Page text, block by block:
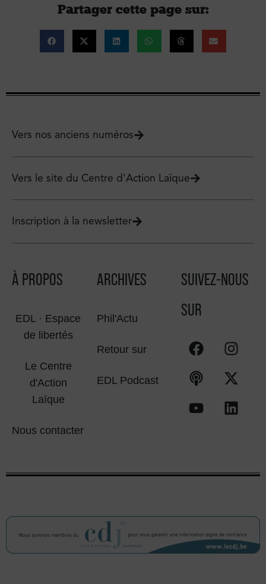
Partager cette page sur :
Vers nos anciens numéros
Vers le site du Centre d'Action Laïque
Inscription à la newsletter
À PROPOS
EDL · Espace
de libertés
Le Centre
d'Action
Laïque
Nous contacter
ARCHIVES
Phil'Actu
Retour sur
EDL Podcast
SUIVEZ-NOUS
SUR